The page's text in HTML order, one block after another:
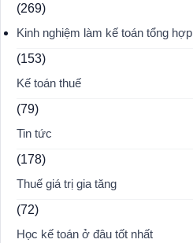
(269)
Kinh nghiệm làm kế toán tổng hợp
(153)
Kế toán thuế
(79)
Tin tức
(178)
Thuế giá trị gia tăng
(72)
Học kế toán ở đâu tốt nhất